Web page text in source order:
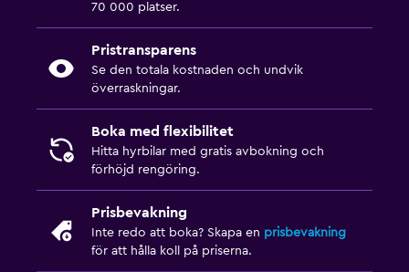
70 000 platser.
Pristransparens
Se den totala kostnaden och undvik
överraskningar.
Boka med flexibilitet
Hitta hyrbilar med gratis avbokning och
förhöjd rengöring.
Prisbevakning
Inte redo att boka? Skapa en prisbevakning
för att hålla koll på priserna.